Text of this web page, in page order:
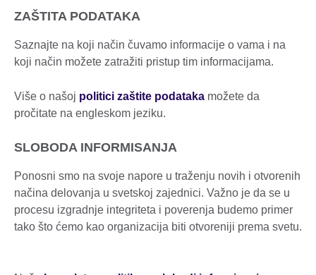
ZAŠTITA PODATAKA
Saznajte na koji način čuvamo informacije o vama i na
koji način možete zatražiti pristup tim informacijama.
Više o našoj politici zaštite podataka možete da
pročitate na engleskom jeziku.
SLOBODA INFORMISANJA
Ponosni smo na svoje napore u traženju novih i otvorenih
načina delovanja u svetskoj zajednici. Važno je da se u
procesu izgradnje integriteta i poverenja budemo primer
tako što ćemo kao organizacija biti otvoreniji prema svetu.